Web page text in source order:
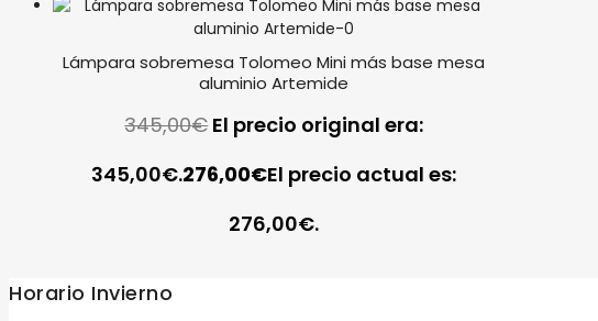
Lámpara sobremesa Tolomeo Mini más base mesa
aluminio Artemide
345,00€El precio original era:
345,00€.276,00€El precio actual es:
276,00€.
Horario Invierno